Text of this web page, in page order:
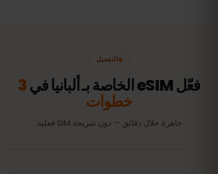
التفعيل
فعّل eSIM الخاصة بـ ألبانيا في 3
خطوات
جاهزة خلال دقائق — دون شريحة SIM فعلية.